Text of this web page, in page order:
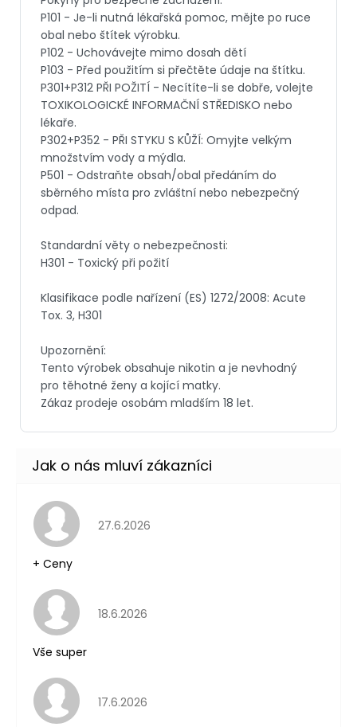
Hodnocení obchodu je 5 z 5 hvězdiček.
27.6.2026
+ Ceny
Hodnocení obchodu je 5 z 5 hvězdiček.
18.6.2026
Vše super
Hodnocení obchodu je 5 z 5 hvězdiček.
17.6.2026